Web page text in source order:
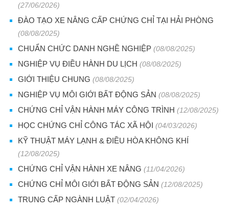
(27/06/2026)
ĐÀO TẠO XE NÂNG CẤP CHỨNG CHỈ TẠI HẢI PHÒNG
(08/08/2025)
CHUẨN CHỨC DANH NGHỀ NGHIỆP (08/08/2025)
NGHIỆP VỤ ĐIỀU HÀNH DU LỊCH (08/08/2025)
GIỚI THIỆU CHUNG (08/08/2025)
NGHIỆP VỤ MÔI GIỚI BẤT ĐỘNG SẢN (08/08/2025)
CHỨNG CHỈ VẬN HÀNH MÁY CÔNG TRÌNH (12/08/2025)
HỌC CHỨNG CHỈ CÔNG TÁC XÃ HỘI (04/03/2026)
KỸ THUẬT MÁY LẠNH & ĐIỀU HÒA KHÔNG KHÍ
(12/08/2025)
CHỨNG CHỈ VẬN HÀNH XE NÂNG (11/04/2026)
CHỨNG CHỈ MÔI GIỚI BẤT ĐỘNG SẢN (12/08/2025)
TRUNG CẤP NGÀNH LUẬT (02/04/2026)